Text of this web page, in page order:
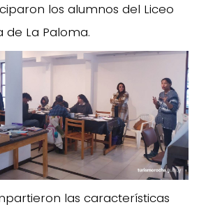
los alumnos del Liceo
de La Paloma.
las características